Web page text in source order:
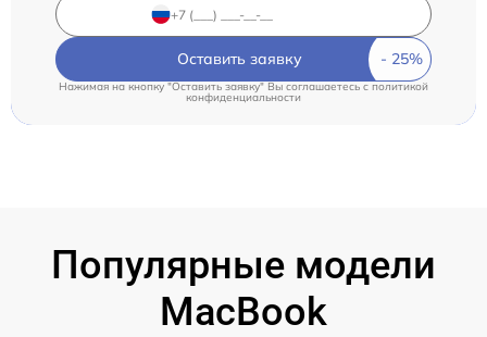
Оставить заявку
Нажимая на кнопку "Оставить заявку" Вы соглашаетесь c политикой
конфиденциальности
Популярные модели
MacBook